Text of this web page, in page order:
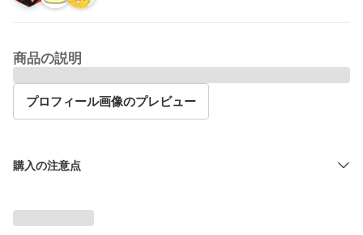
商品の説明
プロフィール画像のプレビュー
購入の注意点